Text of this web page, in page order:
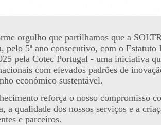
orgulho que partilhamos que a
pelo 5ª ano consecutivo, com o
pela Cotec Portugal - uma iniciativa
com elevados padrões de
económico sustentável.
reforça o nosso compromisso
a qualidade dos nossos serviços e a
e parceiros.